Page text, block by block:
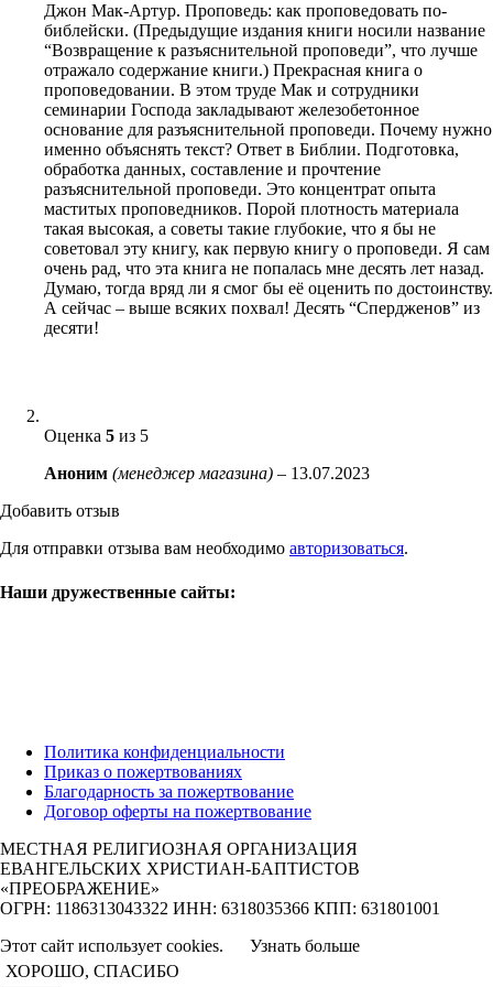
Джон Мак-Артур. Проповедь: как проповедовать по-
библейски. (Предыдущие издания книги носили название
“Возвращение к разъяснительной проповеди”, что лучше
отражало содержание книги.) Прекрасная книга о
проповедовании. В этом труде Мак и сотрудники
семинарии Господа закладывают железобетонное
основание для разъяснительной проповеди. Почему нужно
именно объяснять текст? Ответ в Библии. Подготовка,
обработка данных, составление и прочтение
разъяснительной проповеди. Это концентрат опыта
маститых проповедников. Порой плотность материала
такая высокая, а советы такие глубокие, что я бы не
советовал эту книгу, как первую книгу о проповеди. Я сам
очень рад, что эта книга не попалась мне десять лет назад.
Думаю, тогда вряд ли я смог бы её оценить по достоинству.
А сейчас – выше всяких похвал! Десять “Спердженов” из
десяти!
Оценка 5 из 5
Аноним (менеджер магазина) – 13.07.2023
Добавить отзыв
Для отправки отзыва вам необходимо авторизоваться.
Наши дружественные сайты:
Политика конфиденциальности
Приказ о пожертвованиях
Благодарность за пожертвование
Договор оферты на пожертвование
МЕСТНАЯ РЕЛИГИОЗНАЯ ОРГАНИЗАЦИЯ
ЕВАНГЕЛЬСКИХ ХРИСТИАН-БАПТИСТОВ
«ПРЕОБРАЖЕНИЕ»
ОГРН: 1186313043322 ИНН: 6318035366 КПП: 631801001
Этот сайт использует cookies.
Узнать больше
ХОРОШО, СПАСИБО